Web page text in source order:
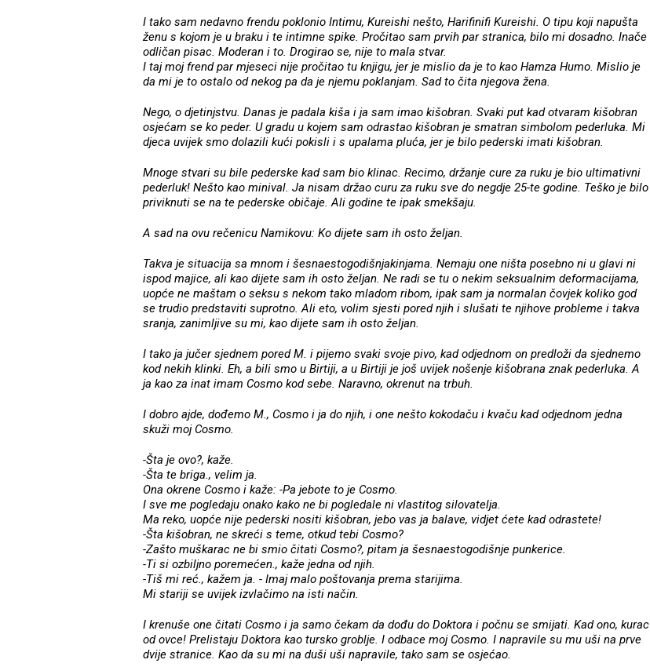
I tako sam nedavno frendu poklonio Intimu, Kureishi nešto, Harifinifi Kureishi. O tipu koji napušta
ženu s kojom je u braku i te intimne spike. Pročitao sam prvih par stranica, bilo mi dosadno. Inače
odličan pisac. Moderan i to. Drogirao se, nije to mala stvar.
I taj moj frend par mjeseci nije pročitao tu knjigu, jer je mislio da je to kao Hamza Humo. Mislio je
da mi je to ostalo od nekog pa da je njemu poklanjam. Sad to čita njegova žena.
Nego, o djetinjstvu. Danas je padala kiša i ja sam imao kišobran. Svaki put kad otvaram kišobran
osjećam se ko peder. U gradu u kojem sam odrastao kišobran je smatran simbolom pederluka. Mi
djeca uvijek smo dolazili kući pokisli i s upalama pluća, jer je bilo pederski imati kišobran.
Mnoge stvari su bile pederske kad sam bio klinac. Recimo, držanje cure za ruku je bio ultimativni
pederluk! Nešto kao minival. Ja nisam držao curu za ruku sve do negdje 25-te godine. Teško je bilo
priviknuti se na te pederske običaje. Ali godine te ipak smekšaju.
A sad na ovu rečenicu Namikovu: Ko dijete sam ih osto željan.
Takva je situacija sa mnom i šesnaestogodišnjakinjama. Nemaju one ništa posebno ni u glavi ni
ispod majice, ali kao dijete sam ih osto željan. Ne radi se tu o nekim seksualnim deformacijama,
uopće ne maštam o seksu s nekom tako mladom ribom, ipak sam ja normalan čovjek koliko god
se trudio predstaviti suprotno. Ali eto, volim sjesti pored njih i slušati te njihove probleme i takva
sranja, zanimljive su mi, kao dijete sam ih osto željan.
I tako ja jučer sjednem pored M. i pijemo svaki svoje pivo, kad odjednom on predloži da sjednemo
kod nekih klinki. Eh, a bili smo u Birtiji, a u Birtiji je još uvijek nošenje kišobrana znak pederluka. A
ja kao za inat imam Cosmo kod sebe. Naravno, okrenut na trbuh.
I dobro ajde, dođemo M., Cosmo i ja do njih, i one nešto kokodaču i kvaču kad odjednom jedna
skuži moj Cosmo.
-Šta je ovo?, kaže.
-Šta te briga., velim ja.
Ona okrene Cosmo i kaže: -Pa jebote to je Cosmo.
I sve me pogledaju onako kako ne bi pogledale ni vlastitog silovatelja.
Ma reko, uopće nije pederski nositi kišobran, jebo vas ja balave, vidjet ćete kad odrastete!
-Šta kišobran, ne skreći s teme, otkud tebi Cosmo?
-Zašto muškarac ne bi smio čitati Cosmo?, pitam ja šesnaestogodišnje punkerice.
-Ti si ozbiljno poremećen., kaže jedna od njih.
-Tiš mi reć., kažem ja. - Imaj malo poštovanja prema starijima.
Mi stariji se uvijek izvlačimo na isti način.
I krenuše one čitati Cosmo i ja samo čekam da dođu do Doktora i počnu se smijati. Kad ono, kurac
od ovce! Prelistaju Doktora kao tursko groblje. I odbace moj Cosmo. I napravile su mu uši na prve
dvije stranice. Kao da su mi na duši uši napravile, tako sam se osjećao.